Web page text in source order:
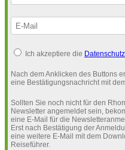
Ich akzeptiere die
Nach dem Anklicken des Buttons
eine Bestätigungsnachricht mit
Sollten Sie noch nicht für den
Newsletter angemeldet sein,
eine E-Mail für die
Erst nach Bestätigung der
eine weitere E-Mail mit dem
Reiseführer.